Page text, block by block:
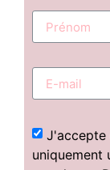
J'accepte
uniquement